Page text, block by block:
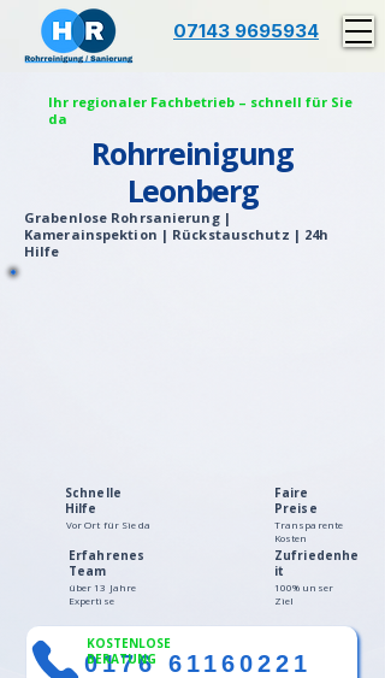
07143 9695934
Ihr regionaler Fachbetrieb – schnell für Sie
da
Rohrreinigung
Leonberg
Grabenlose Rohrsanierung |
Kamerainspektion | Rückstauschutz | 24h
Hilfe
Schnelle
Hilfe
Vor Ort für Sie da
Erfahrenes
Team
über 13 Jahre
Expertise
Faire
Preise
Transparente
Kosten
Zufriedenhe
it
100% unser
Ziel
0176 61160221
KOSTENLOSE
BERATUNG